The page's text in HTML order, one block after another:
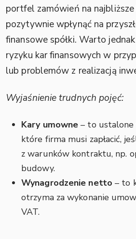
portfel zamówień na
pozytywnie wpłynąć na
finansowe spółki. Warto
ryzyku kar finansowych w
lub problemów z realizacją
Wyjaśnienie trudnych pojęć:
Kary umowne – to
które firma musi zapłacić,
z warunków kontraktu, np.
budowy.
Wynagrodzenie netto – to
otrzyma za wykonanie
VAT.